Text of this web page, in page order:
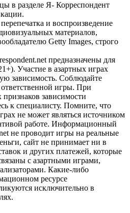
в разделе Я- Корреспондент
и воспроизведение
материалов,
Getty Images, строго
предназначены для
Участие в азартных играх
зависимость. Соблюдайте
игры. При
зависимости
к специалисту. Помните, что
не может являться источником
работе. Информационный
не проводит игры на реальные
сайт не принимает ни в
и других платежей, которые
с азартными играми,
Какие-либо
ресурсе
исключительно в